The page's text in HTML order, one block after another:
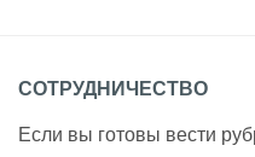
СОТРУДНИЧЕСТВО
Если вы готовы вести